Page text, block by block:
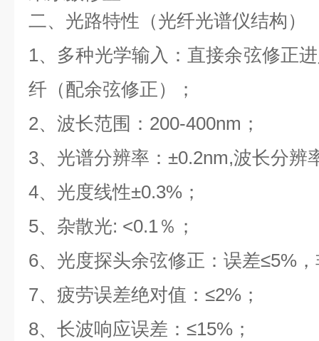
二、 光路特性 （光纤光谱仪结构）
1、多种光学输入：直接余弦修正
纤（配余弦修正）；
2、波长范围： 200-400nm；
3、光谱分辨率：±0.2nm,波长分辨
4、 光度线性±0.3%；
5、杂散光: <0.1％；
6、光度探头余弦修正：误差≤5%
7、疲劳误差绝对值：≤2%；
8、长波响应误差：≤15%；